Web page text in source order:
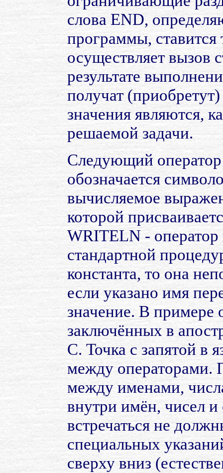
слова END,
программы,
осуществляет вызов
результате
получат
значения являются,
решаемой задачи.
Следующий оператор
обозначается
вычисляемое
которой
WRITELN - оператор
стандартной
константа, то она
если указано имя
значение. В примере
заключённых в
С. Точка с запятой в
между операторами.
между именами,
внутри имён, чисел
встречаться не
специальных
сверху вниз